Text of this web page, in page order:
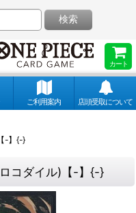
カート
検索
ご利用案内 店頭受取について
-】{-}
コダイル)【-】{-}